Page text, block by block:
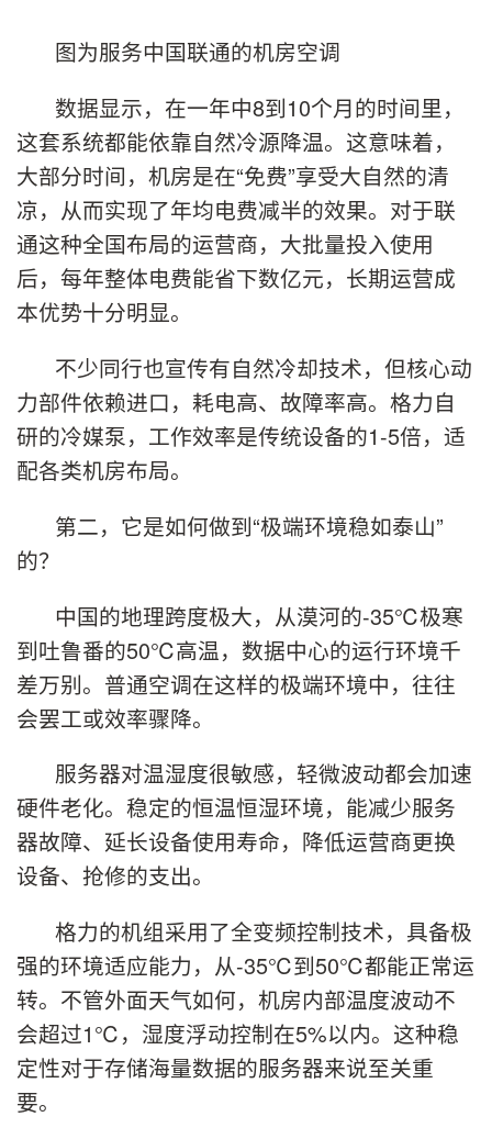
图为服务中国联通的机房空调
数据显示，在一年中8到10个月的时间里，
这套系统都能依靠自然冷源降温。这意味着，
大部分时间，机房是在“免费”享受大自然的清
凉，从而实现了年均电费减半的效果。对于联
通这种全国布局的运营商，大批量投入使用
后，每年整体电费能省下数亿元，长期运营成
本优势十分明显。
不少同行也宣传有自然冷却技术，但核心动
力部件依赖进口，耗电高、故障率高。格力自
研的冷媒泵，工作效率是传统设备的1-5倍，适
配各类机房布局。
第二，它是如何做到“极端环境稳如泰山”
的？
中国的地理跨度极大，从漠河的-35℃极寒
到吐鲁番的50℃高温，数据中心的运行环境千
差万别。普通空调在这样的极端环境中，往往
会罢工或效率骤降。
服务器对温湿度很敏感，轻微波动都会加速
硬件老化。稳定的恒温恒湿环境，能减少服务
器故障、延长设备使用寿命，降低运营商更换
设备、抢修的支出。
格力的机组采用了全变频控制技术，具备极
强的环境适应能力，从-35℃到50℃都能正常运
转。不管外面天气如何，机房内部温度波动不
会超过1℃，湿度浮动控制在5%以内。这种稳
定性对于存储海量数据的服务器来说至关重
要。